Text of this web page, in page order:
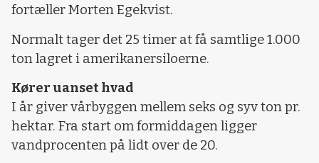
fortæller Morten Egekvist.
Normalt tager det 25 timer at få samtlige 1.000
ton lagret i amerikanersiloerne.
Kører uanset hvad
I år giver vårbyggen mellem seks og syv ton pr.
hektar. Fra start om formiddagen ligger
vandprocenten på lidt over de 20.